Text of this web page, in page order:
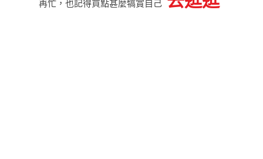
再忙，也記得買點甚麼犒賞自己